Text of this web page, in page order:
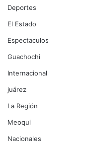
Deportes
El Estado
Espectaculos
Guachochi
Internacional
juárez
La Región
Meoqui
Nacionales